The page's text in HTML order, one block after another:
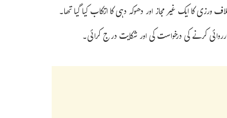
کا ایک غیر مجاز اور دھوکہ دہی کا ارتکاب کیا گیا تھا۔
کرنے کی درخواست کی اور شکایت درج کرائی۔